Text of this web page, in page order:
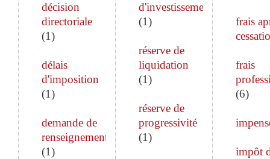
décision
directoriale
(1)
délais
d'imposition
(1)
demande de
renseignements
(1)
d'investissement
(1)
réserve de
liquidation
(1)
réserve de
progressivité
(1)
frais
frais
(6)
impôt